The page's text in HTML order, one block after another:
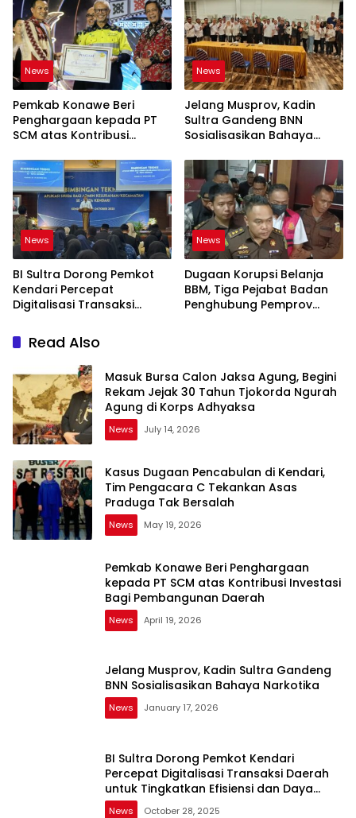
News
Pemkab Konawe Beri
Penghargaan kepada PT
SCM atas Kontribusi
Pembangunan Daerah
News
Jelang Musprov, Kadin
Sultra Gandeng BNN
Sosialisasikan Bahaya
News
BI Sultra Dorong Pemkot
Kendari Percepat
Digitalisasi Transaksi
Efisiensi dan Daya Saing
News
Dugaan Korupsi Belanja
BBM, Tiga Pejabat Badan
Penghubung Pemprov
Read Also
Masuk Bursa Calon Jaksa Agung, Begini
Rekam Jejak 30 Tahun Tjokorda Ngurah
Agung di Korps Adhyaksa
News July 14, 2026
Kasus Dugaan Pencabulan di Kendari,
Tim Pengacara C Tekankan Asas
Praduga Tak Bersalah
News May 19, 2026
Pemkab Konawe Beri Penghargaan
kepada PT SCM atas Kontribusi Investasi
Bagi Pembangunan Daerah
News April 19, 2026
Jelang Musprov, Kadin Sultra Gandeng
BNN Sosialisasikan Bahaya Narkotika
News January 17, 2026
BI Sultra Dorong Pemkot Kendari
Percepat Digitalisasi Transaksi Daerah
untuk Tingkatkan Efisiensi dan Daya
Saing
News October 28, 2025